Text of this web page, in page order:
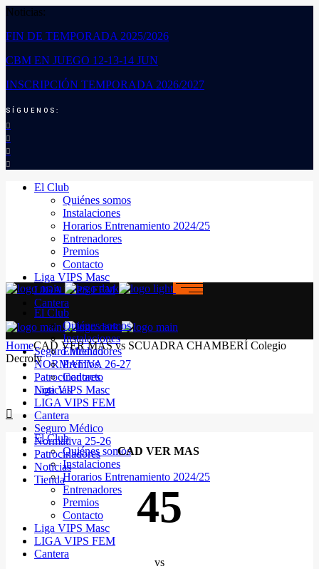
Noticias:
FIN DE TEMPORADA 2025/2026
CBM EN JUEGO 12-13-14 JUN
INSCRIPCIÓN TEMPORADA 2026/2027
SÍGUENOS:
El Club
Quiénes somos
Instalaciones
Horarios Entrenamiento 2024/25
Entrenadores
Premios
Contacto
Liga VIPS Masc
LIGA VIPS FEM
Cantera
Seguro Médico
NORMATIVA 26-27
Patrocinadores
Noticias
El Club
Quiénes somos
Instalaciones
Horarios Entrenamiento 2024/25
Entrenadores
Premios
Contacto
Liga VIPS Masc
LIGA VIPS FEM
Cantera
El Club
Quiénes somos
Instalaciones
Entrenadores
Premios
Contacto
Liga VIPS Masc
LIGA VIPS FEM
Cantera
Seguro Médico
Normativa 25-26
Patrocinadores
Noticias
Tienda
HomeCAD VER MAS vs SCUADRA CHAMBERÍ Colegio
Decroly
CAD VER MAS
45
vs